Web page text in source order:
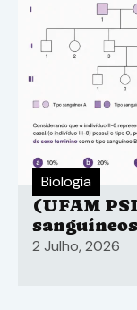
Biologia
(UFAM
por três
2 Julho, 2026